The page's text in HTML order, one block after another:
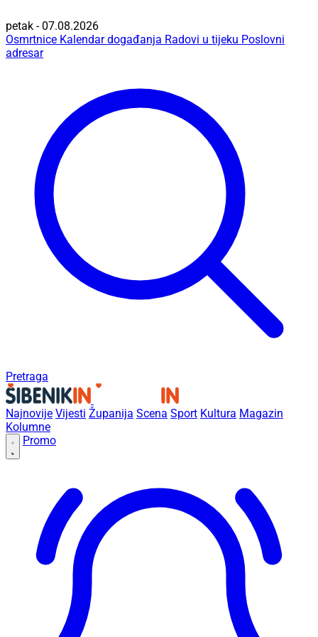
petak - 07.08.2026
Osmrtnice Kalendar događanja Radovi u tijeku Poslovni
adresar
Pretraga
Najnovije Vijesti Županija Scena Sport Kultura Magazin
Kolumne
Promo